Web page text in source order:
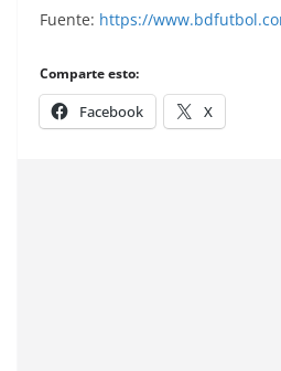
Fuente: https://
Comparte esto:
Facebook X